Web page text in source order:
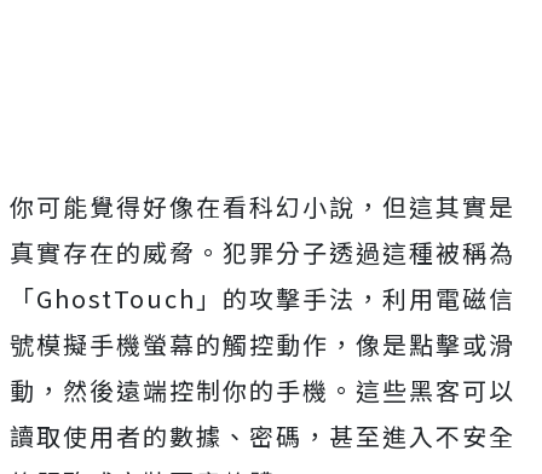
你可能覺得好像在看科幻小說，但這其實是
真實存在的威脅。犯罪分子透過這種被稱為
「GhostTouch」的攻擊手法，利用電磁信
號模擬手機螢幕的觸控動作，像是點擊或滑
動，然後遠端控制你的手機。這些黑客可以
讀取使用者的數據、密碼，甚至進入不安全